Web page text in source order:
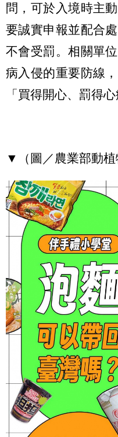
問，可於入境時主
要誠實申報並配合
不會受罰。相關單
病入侵的重要防線
「買得開心、罰得心
▼（圖／農業部動植